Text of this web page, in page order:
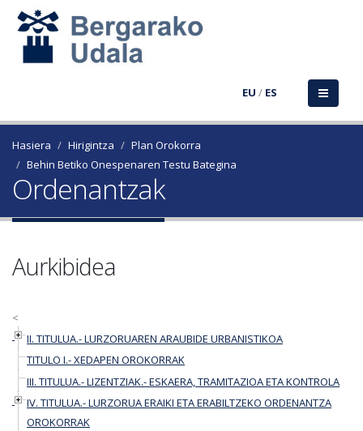
EU / ES
Hasiera Hirigintza
Plan Orokorra
Behin Betiko Onespenaren Testu Bategina
Ordenantzak
Aurkibidea
<
II. TITULUA.- LURZORUAREN ARAUBIDE URBANISTIKOA
TITULO I.- XEDAPEN OROKORRAK
III. TITULUA.- LIZENTZIAK.- ESKAERA, TRAMITAZIOA ETA KONTROLA
IV. TITULUA.- LURZORUA ERAIKI ETA ERABILTZEKO ORDENANTZA
OROKORRAK